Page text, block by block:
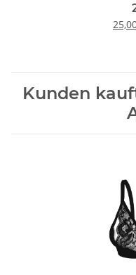
Kunden